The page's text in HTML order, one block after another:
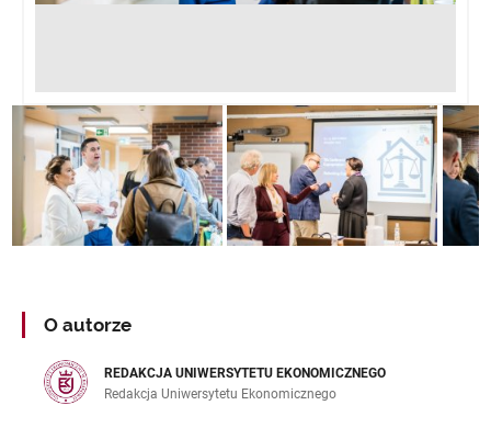
O autorze
REDAKCJA UNIWERSYTETU EKONOMICZNEGO
Redakcja Uniwersytetu Ekonomicznego